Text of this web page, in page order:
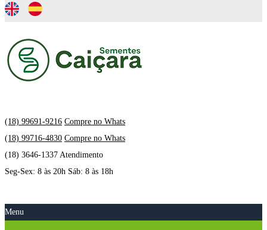
(18) 99691-9216 Compre no Whats
(18) 99716-4830 Compre no Whats
(18) 3646-1337 Atendimento
Seg-Sex: 8 às 20h Sáb: 8 às 18h
Menu